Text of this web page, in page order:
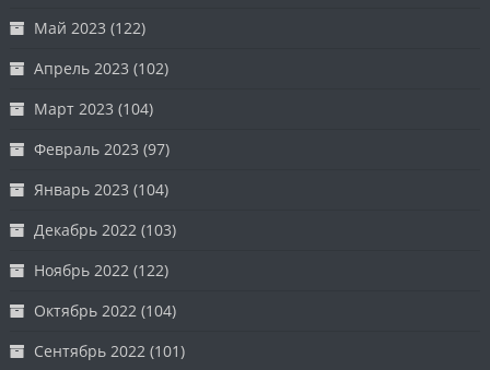
Май 2023 (122)
Апрель 2023 (102)
Март 2023 (104)
Февраль 2023 (97)
Январь 2023 (104)
Декабрь 2022 (103)
Ноябрь 2022 (122)
Октябрь 2022 (104)
Сентябрь 2022 (101)